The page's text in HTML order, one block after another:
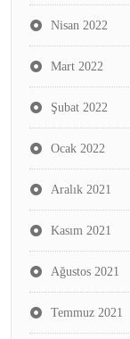
Nisan 2022
Mart 2022
Şubat 2022
Ocak 2022
Aralık 2021
Kasım 2021
Ağustos 2021
Temmuz 2021